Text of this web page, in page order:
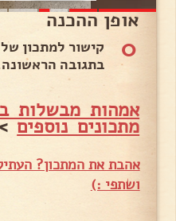
אופן ההכנה
0
קישור למתכון
בתגובה
אמהות מבשלות
מתכונים נוספים
אהבת את המתכון?
ושתפי :)